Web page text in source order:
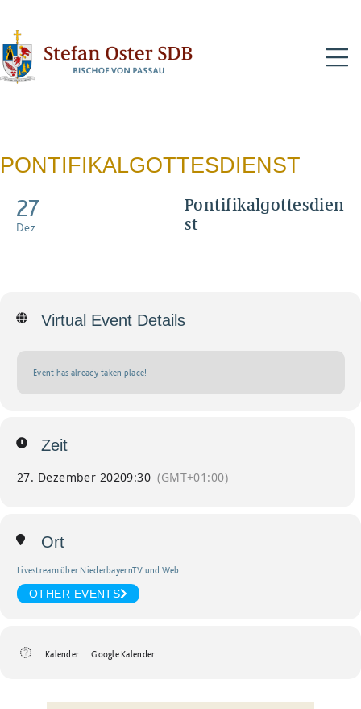
PONTIFIKALGOTTESDIENST
27
Dez
Pontifikalgottesdien
st
Virtual Event Details
Event has already taken place!
Zeit
27. Dezember 20209:30 (GMT+01:00)
Ort
Livestream über NiederbayernTV und Web
OTHER EVENTS
Kalender Google Kalender